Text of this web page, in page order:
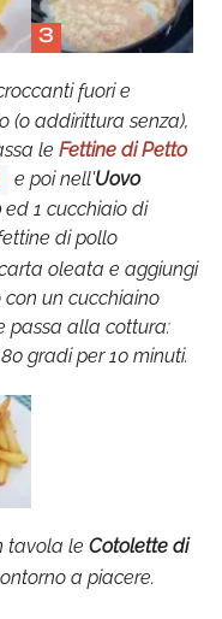
3
fuori e
(o addirittura senza),
le Fettine di Petto
e poi nell'Uovo
ed 1 cucchiaio di
di pollo
oleata e aggiungi
con un cucchiaino
passa alla cottura:
gradi per 10 minuti.
tavola le Cotolette di
a piacere.